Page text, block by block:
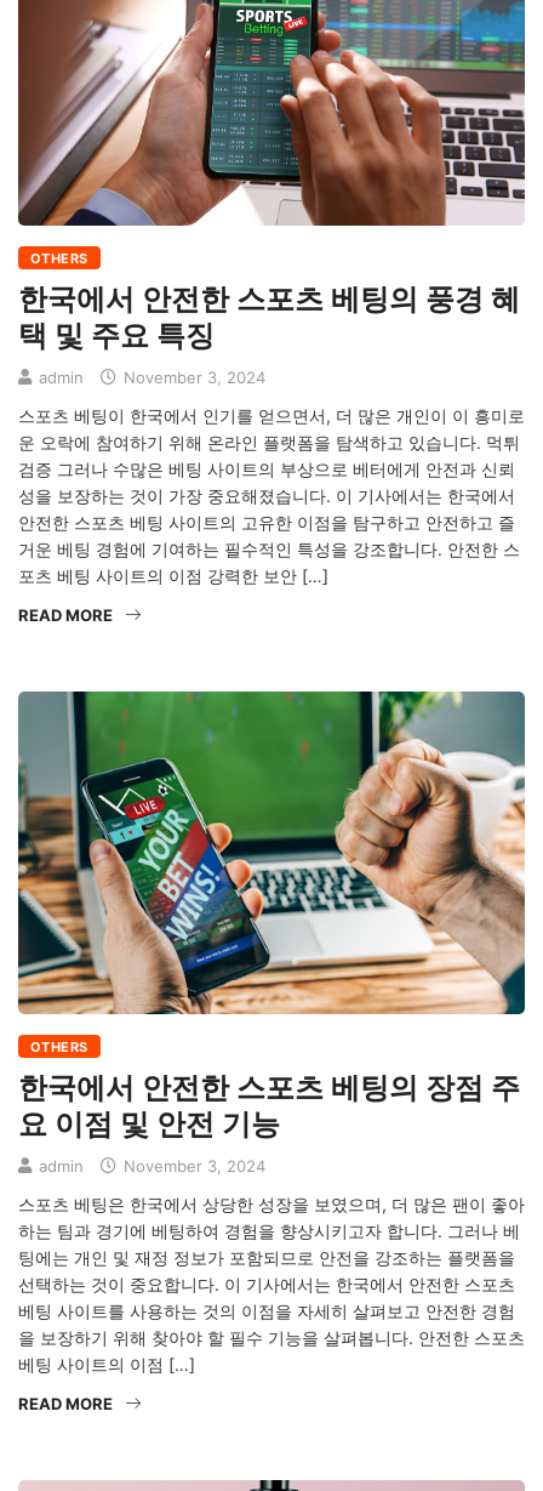
OTHERS
한국에서 안전한 스포츠 베팅의 풍경 혜
택 및 주요 특징
admin November 3, 2024
스포츠 베팅이 한국에서 인기를 얻으면서, 더 많은 개인이 이 흥미로
운 오락에 참여하기 위해 온라인 플랫폼을 탐색하고 있습니다. 먹튀
검증 그러나 수많은 베팅 사이트의 부상으로 베터에게 안전과 신뢰
성을 보장하는 것이 가장 중요해졌습니다. 이 기사에서는 한국에서
안전한 스포츠 베팅 사이트의 고유한 이점을 탐구하고 안전하고 즐
거운 베팅 경험에 기여하는 필수적인 특성을 강조합니다. 안전한 스
포츠 베팅 사이트의 이점 강력한 보안 […]
READ MORE
OTHERS
한국에서 안전한 스포츠 베팅의 장점 주
요 이점 및 안전 기능
admin November 3, 2024
스포츠 베팅은 한국에서 상당한 성장을 보였으며, 더 많은 팬이 좋아
하는 팀과 경기에 베팅하여 경험을 향상시키고자 합니다. 그러나 베
팅에는 개인 및 재정 정보가 포함되므로 안전을 강조하는 플랫폼을
선택하는 것이 중요합니다. 이 기사에서는 한국에서 안전한 스포츠
베팅 사이트를 사용하는 것의 이점을 자세히 살펴보고 안전한 경험
을 보장하기 위해 찾아야 할 필수 기능을 살펴봅니다. 안전한 스포츠
베팅 사이트의 이점 […]
READ MORE